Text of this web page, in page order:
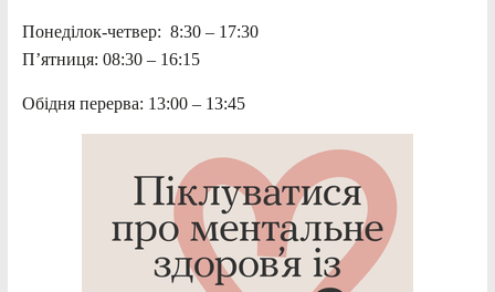
Понеділок-четвер: 8:30 – 17:30
П’ятниця: 08:30 – 16:15
Обідня перерва: 13:00 – 13:45